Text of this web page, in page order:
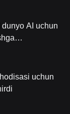
tuzi
ulash
orqali IoT
dunyo AI uchun
uchun